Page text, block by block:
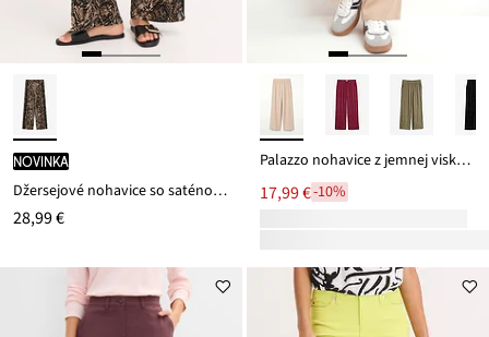
novinka
Džersejové nohavice so saténovou stuhou
28,99 €
Palazzo nohavice z jemnej viskózy
17,99 €-10%